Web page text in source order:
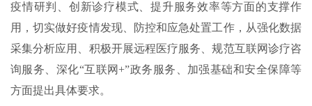
疫情研判、创新诊疗模式、提升服务效率等方面的支撑作
用，切实做好疫情发现、防控和应急处置工作，从强化数据
采集分析应用、积极开展远程医疗服务、规范互联网诊疗咨
询服务、深化“互联网+”政务服务、加强基础和安全保障等
方面提出具体要求。